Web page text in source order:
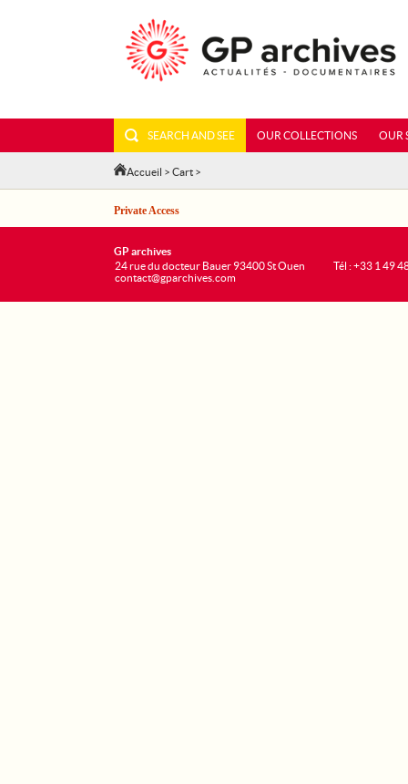
SEARCH AND SEE OUR COLLECTIONS OUR
Accueil > Cart >
Private Access
GP archives
24 rue du docteur Bauer 93400 St Ouen
contact@gparchives.com
Tél : +33 1 49